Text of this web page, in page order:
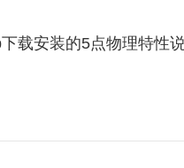
载安装的5点物理特性